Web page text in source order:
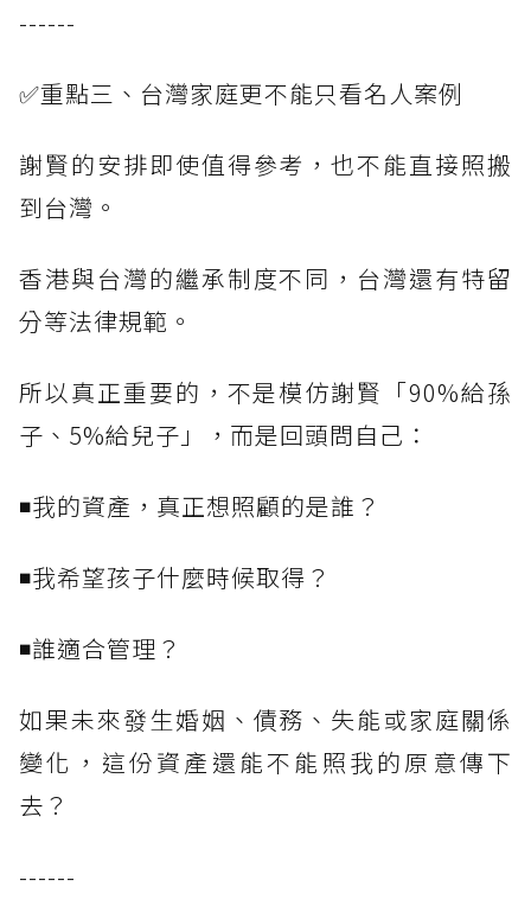
------
✅重點三、台灣家庭更不能只看名人案例
謝賢的安排即使值得參考，也不能直接照搬
到台灣。
香港與台灣的繼承制度不同，台灣還有特留
分等法律規範。
所以真正重要的，不是模仿謝賢「90%給孫
子、5%給兒子」，而是回頭問自己：
◾我的資產，真正想照顧的是誰？
◾我希望孩子什麼時候取得？
◾誰適合管理？
如果未來發生婚姻、債務、失能或家庭關係
變化，這份資產還能不能照我的原意傳下
去？
------